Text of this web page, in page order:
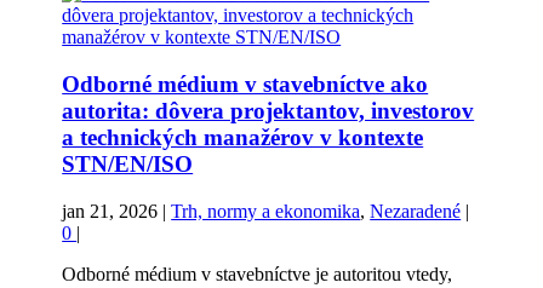
Odborné médium v stavebníctve ako
autorita: dôvera projektantov, investorov
a technických manažérov v kontexte
STN/EN/ISO
jan 21, 2026 |Trh, normy a ekonomika,Nezaradené |
0 |
Odborné médium v stavebníctve je autoritou vtedy,